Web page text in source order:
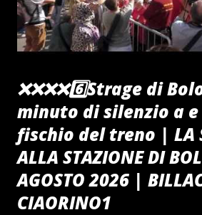
❌️❌️❌️❌️6️⃣Strage di
minuto di silenzio a
fischio del treno | LA
ALLA STAZIONE DI
AGOSTO 2026 |
CIAORINO1